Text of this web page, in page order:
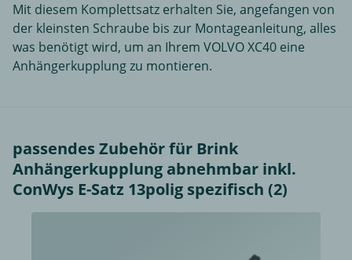
Mit diesem Komplettsatz erhalten Sie, angefangen von
der kleinsten Schraube bis zur Montageanleitung, alles
was benötigt wird, um an Ihrem VOLVO XC40 eine
Anhängerkupplung zu montieren.
passendes Zubehör für Brink
Anhängerkupplung abnehmbar inkl.
ConWys E-Satz 13polig spezifisch (2)